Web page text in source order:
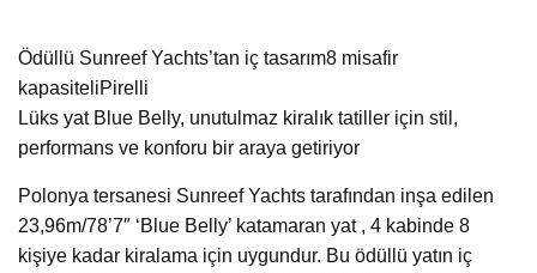
Ödüllü Sunreef Yachts’tan iç tasarım8 misafir
kapasiteliPirelli
Lüks yat Blue Belly, unutulmaz kiralık tatiller için stil,
performans ve konforu bir araya getiriyor
Polonya tersanesi Sunreef Yachts tarafından inşa edilen
23,96m/78’7″ ‘Blue Belly’ katamaran yat , 4 kabinde 8
kişiye kadar kiralama için uygundur. Bu ödüllü yatın iç